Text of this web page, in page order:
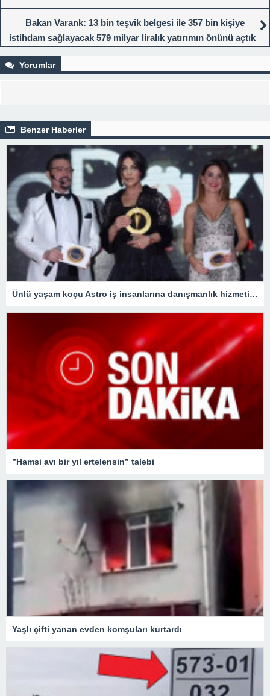
Bakan Varank: 13 bin teşvik belgesi ile 357 bin kişiye
istihdam sağlayacak 579 milyar liralık yatırımın önünü açtık
Yorumlar
Benzer Haberler
Ünlü yaşam koçu Astro iş insanlarına danışmanlık hizmeti veriyor
”Hamsi avı bir yıl ertelensin” talebi
Yaşlı çifti yanan evden komşuları kurtardı